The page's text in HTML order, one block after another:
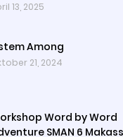
dari seluruh
modern dan
13, 2025
Among
21, 2024
Word by Word
SMAN 6